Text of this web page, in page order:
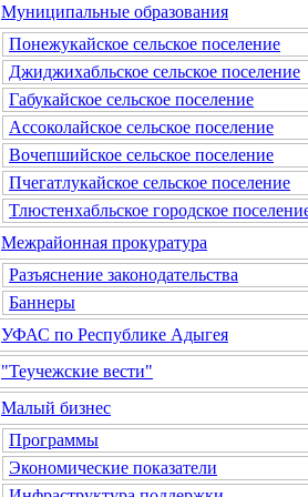
Муниципальные образования
Понежукайское сельское поселение
Джиджихабльское сельское поселение
Габукайское сельское поселение
Ассоколайское сельское поселение
Вочепшийское сельское поселение
Пчегатлукайское сельское поселение
Тлюстенхабльское городское
Межрайонная прокуратура
Разъяснение законодательства
Баннеры
УФАС по Республике Адыгея
"Теучежские вести"
Малый бизнес
Программы
Экономические показатели